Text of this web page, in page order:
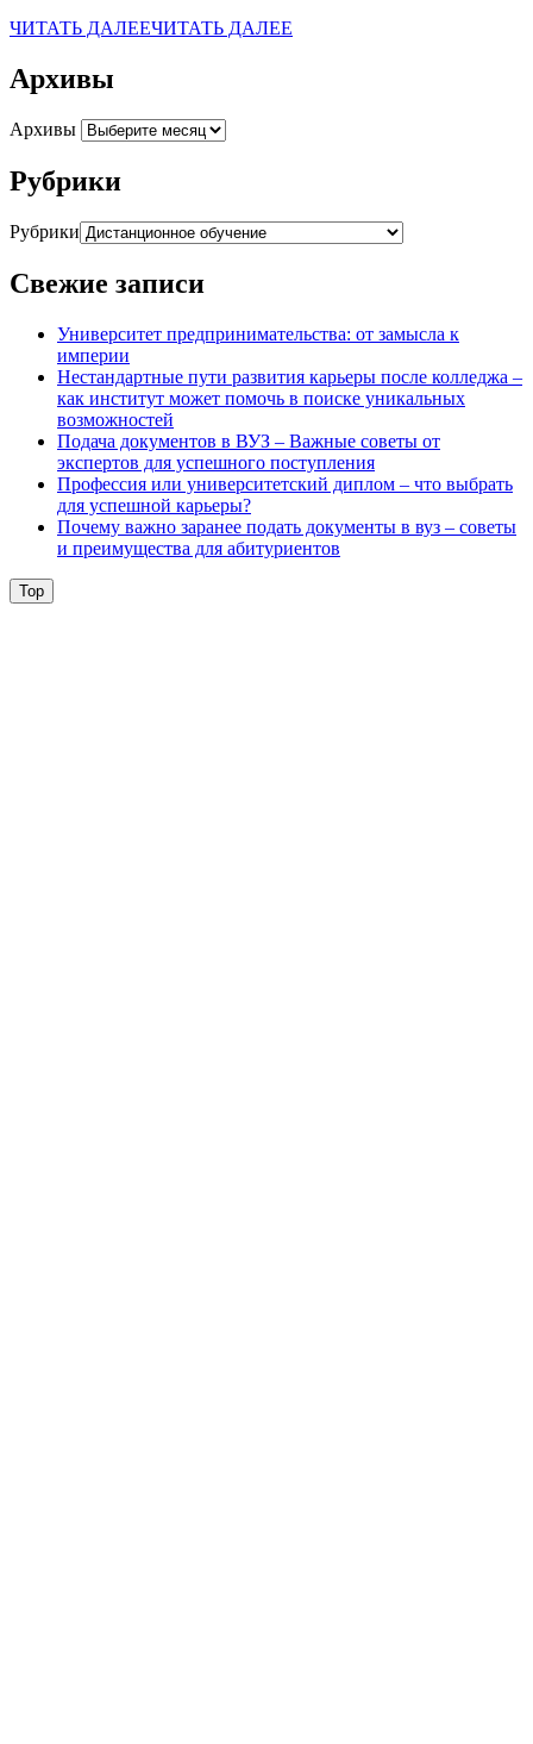
ЧИТАТЬ ДАЛЕЕЧИТАТЬ ДАЛЕЕ
Архивы
Архивы
Рубрики
Рубрики
Свежие записи
Университет предпринимательства: от замысла к
империи
Нестандартные пути развития карьеры после колледжа –
как институт может помочь в поиске уникальных
возможностей
Подача документов в ВУЗ – Важные советы от
экспертов для успешного поступления
Профессия или университетский диплом – что выбрать
для успешной карьеры?
Почему важно заранее подать документы в вуз – советы
и преимущества для абитуриентов
Top